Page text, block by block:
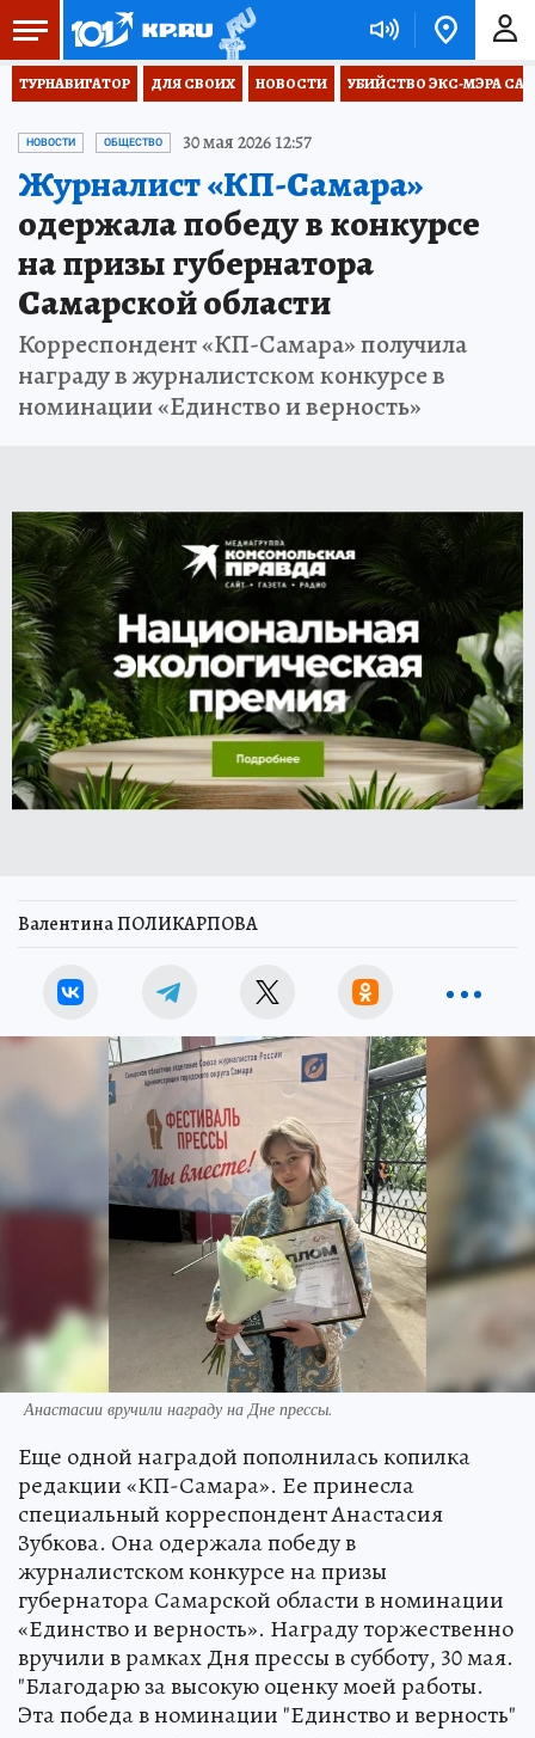
ТУРНАВИГАТОР ДЛЯ СВОИХ НОВОСТИ УБИЙСТВО ЭКС-МЭРА
НОВОСТИ ОБЩЕСТВО 30 мая 2026 12:57
Журналист «КП-Самара»
одержала победу в конкурсе
на призы губернатора
Самарской области
Корреспондент «КП-Самара» получила
награду в журналистском конкурсе в
номинации «Единство и верность»
Валентина ПОЛИКАРПОВА
Анастасии вручили награду на Дне прессы.
Еще одной наградой пополнилась копилка
редакции «КП-Самара». Ее принесла
специальный корреспондент Анастасия
Зубкова. Она одержала победу в
журналистском конкурсе на призы
губернатора Самарской области в номинации
«Единство и верность». Награду торжественно
вручили в рамках Дня прессы в субботу, 30 мая.
"Благодарю за высокую оценку моей работы.
Эта победа в номинации "Единство и верность"